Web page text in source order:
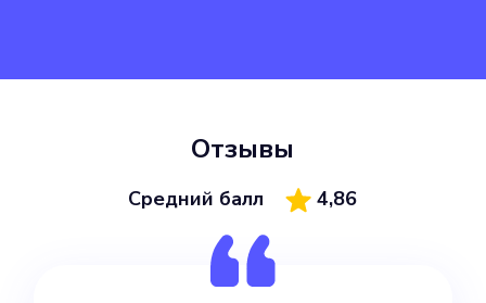
Отзывы
Средний балл 4,86